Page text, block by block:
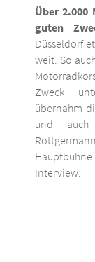
Über
guten
Düsseldorf
weit. So
Zweck
übernahm
und auch
Interview.